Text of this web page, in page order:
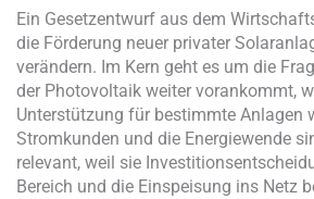
Ein Gesetzentwurf aus dem
die Förderung neuer privater
verändern. Im Kern geht es um die
der Photovoltaik weiter vorankommt,
Unterstützung für bestimmte Anlagen
Stromkunden und die Energiewende
relevant, weil sie
Bereich und die Einspeisung ins Netz